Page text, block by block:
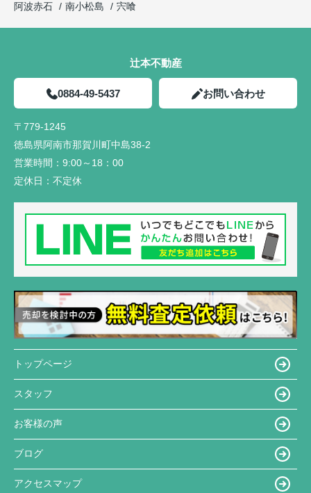
阿波赤石
南小松島 宍喰
辻本不動産
0884-49-5437 お問い合わせ
〒779-1245
徳島県阿南市那賀川町中島38-2
営業時間： 9:00～18：00
定休日： 不定休
トップページ
スタッフ
お客様の声
ブログ
アクセスマップ